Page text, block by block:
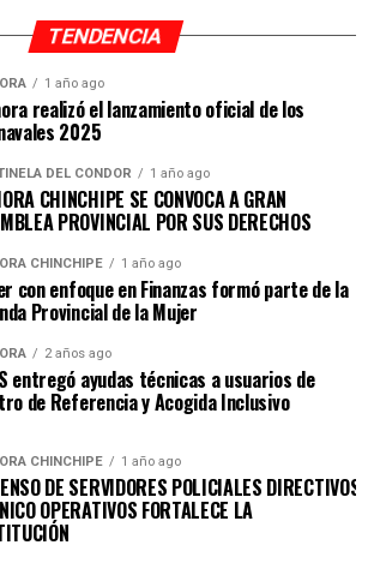
TENDENCIA
1 año ago
realizó el lanzamiento oficial de los
2025
DEL CÓNDOR 1 año ago
CHINCHIPE SE CONVOCA A GRAN
PROVINCIAL POR SUS DERECHOS
CHINCHIPE 1 año ago
con enfoque en Finanzas formó parte de la
Provincial de la Mujer
2 años ago
entregó ayudas técnicas a usuarios de
de Referencia y Acogida Inclusivo
CHINCHIPE 1 año ago
DE SERVIDORES POLICIALES DIRECTIVOS Y
OPERATIVOS FORTALECE LA